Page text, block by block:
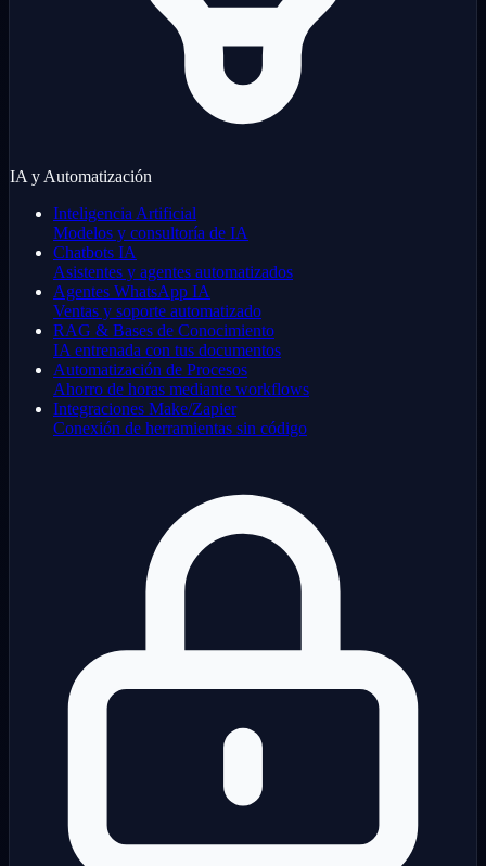
IA y Automatización
Inteligencia Artificial
Modelos y consultoría de IA
Chatbots IA
Asistentes y agentes automatizados
Agentes WhatsApp IA
Ventas y soporte automatizado
RAG & Bases de Conocimiento
IA entrenada con tus documentos
Automatización de Procesos
Ahorro de horas mediante workflows
Integraciones Make/Zapier
Conexión de herramientas sin código